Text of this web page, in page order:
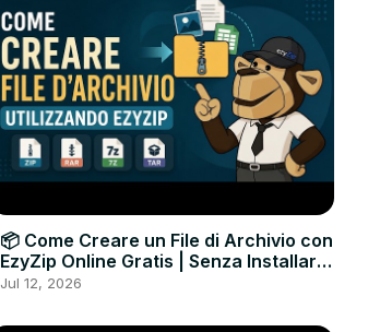
📦 Come Creare un File di Archivio con
EzyZip Online Gratis | Senza Installare
Software
Jul 12, 2026